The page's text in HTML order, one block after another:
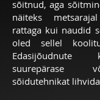
sõitnud, aga
näiteks
rattaga kui naudid
oled sellel
Edasijõudnute
suurepärase
sõidutehnikat